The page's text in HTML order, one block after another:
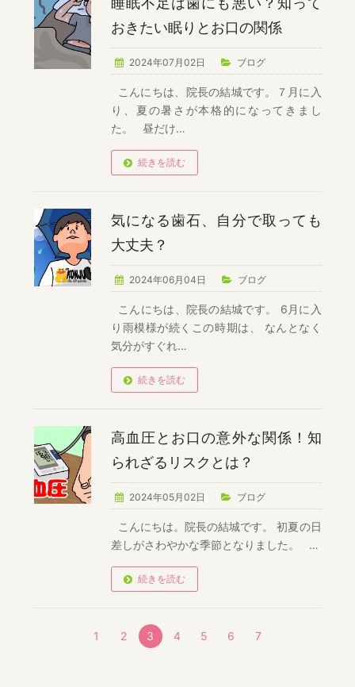
おきたい眠りとお口の関係
2024年07月02日 ブログ
こんにちは、院長の結城です。７月に入
り、夏の暑さが本格的になってきまし
た。 昼だけ…
続きを読む
気になる歯石、自分で取っても
大丈夫？
2024年06月04日 ブログ
こんにちは、院長の結城です。 6月に入
り雨模様が続くこの時期は、 なんとなく
気分がすぐれ…
続きを読む
高血圧とお口の意外な関係！知
られざるリスクとは？
2024年05月02日 ブログ
こんにちは。院長の結城です。 初夏の日
差しがさわやかな季節となりました。 …
続きを読む
1 2 3 4 5 6 7